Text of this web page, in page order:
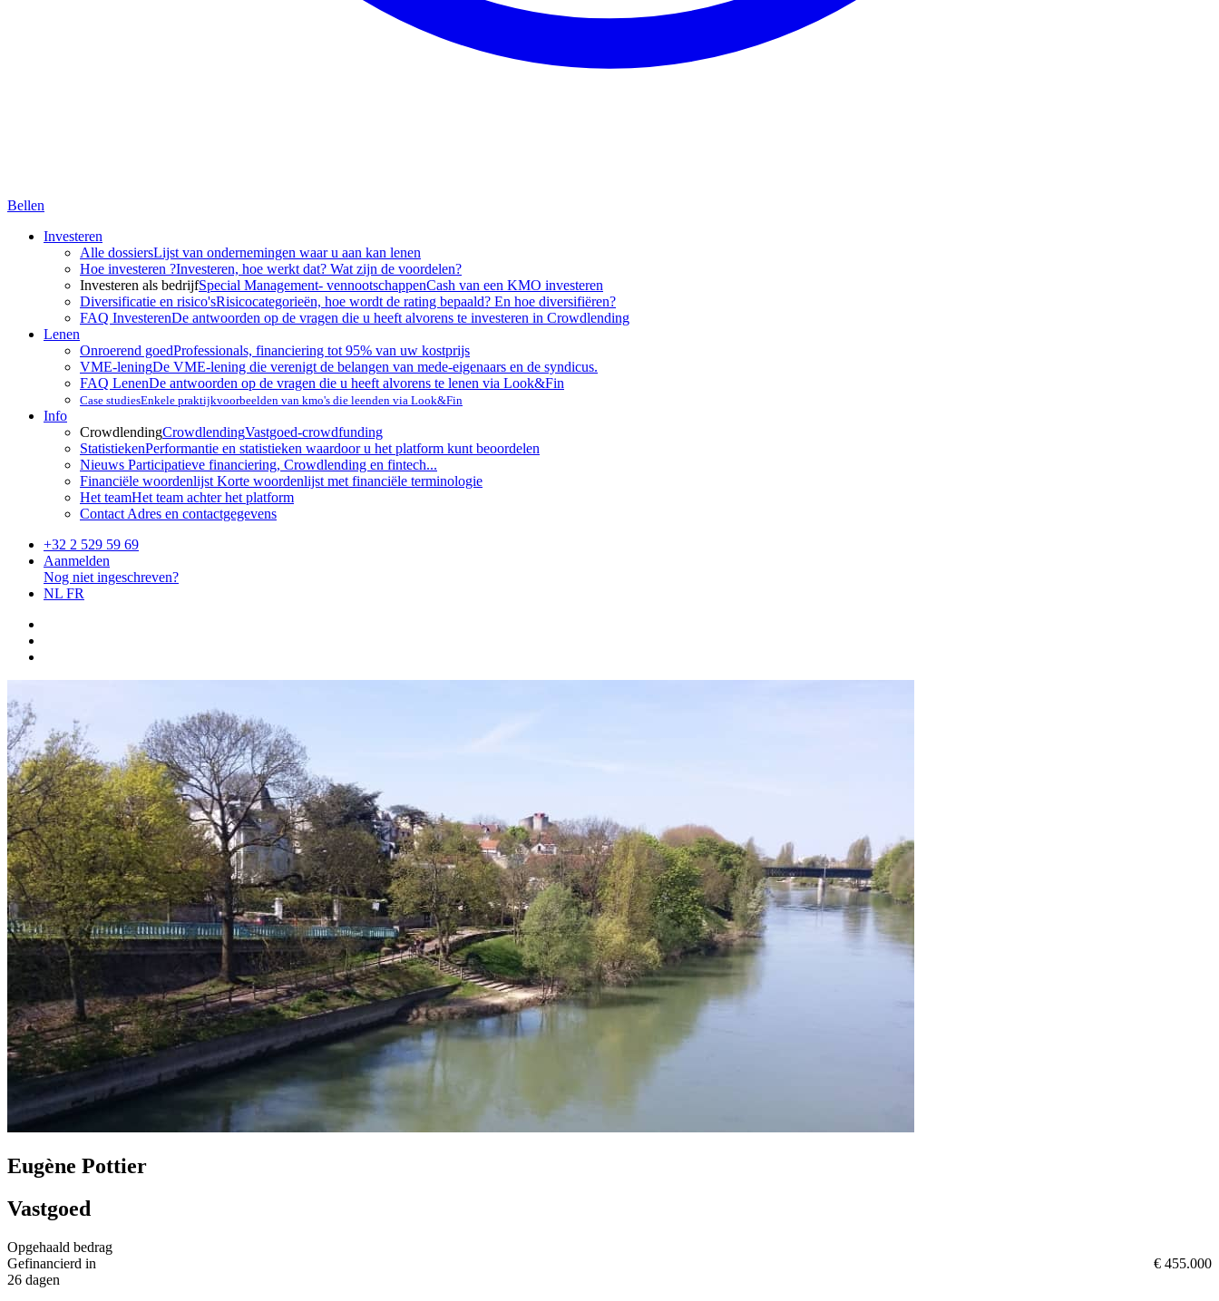
Bellen
Investeren
Alle dossiersLijst van ondernemingen waar u aan kan lenen
Hoe investeren ?Investeren, hoe werkt dat? Wat zijn de voordelen?
Investeren als bedrijfSpecial Management- vennootschappenCash van een KMO investeren
Diversificatie en risico'sRisicocategorieën, hoe wordt de rating bepaald? En hoe diversifiëren?
FAQ InvesterenDe antwoorden op de vragen die u heeft alvorens te investeren in Crowdlending
Lenen
Onroerend goedProfessionals, financiering tot 95% van uw kostprijs
VME-leningDe VME-lening die verenigt de belangen van mede-eigenaars en de syndicus.
FAQ LenenDe antwoorden op de vragen die u heeft alvorens te lenen via Look&Fin
Case studiesEnkele praktijkvoorbeelden van kmo's die leenden via Look&Fin
Info
CrowdlendingCrowdlendingVastgoed-crowdfunding
StatistiekenPerformantie en statistieken waardoor u het platform kunt beoordelen
Nieuws Participatieve financiering, Crowdlending en fintech...
Financiële woordenlijst Korte woordenlijst met financiële terminologie
Het teamHet team achter het platform
Contact Adres en contactgegevens
+32 2 529 59 69
Aanmelden
Nog niet ingeschreven?
NL FR
Eugène Pottier
Vastgoed
Opgehaald bedrag
€ 455.000
Gefinancierd in
26 dagen